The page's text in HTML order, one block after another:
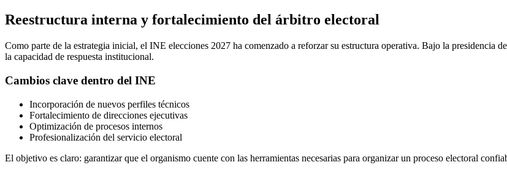
Reestructura interna y fortalecimiento del árbitro electoral
Como parte de la estrategia inicial, el INE elecciones 2027 ha comenzado a reforzar su estructura operativa. Bajo la presidencia de
la capacidad de respuesta institucional.
Cambios clave dentro del INE
Incorporación de nuevos perfiles técnicos
Fortalecimiento de direcciones ejecutivas
Optimización de procesos internos
Profesionalización del servicio electoral
El objetivo es claro: garantizar que el organismo cuente con las herramientas necesarias para organizar un proceso electoral